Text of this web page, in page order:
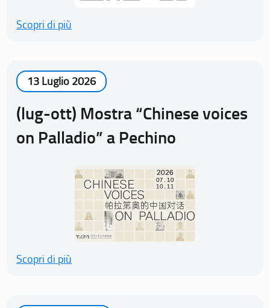
Scopri di più
13 Luglio 2026
(lug-ott) Mostra “Chinese voices
on Palladio” a Pechino
Scopri di più